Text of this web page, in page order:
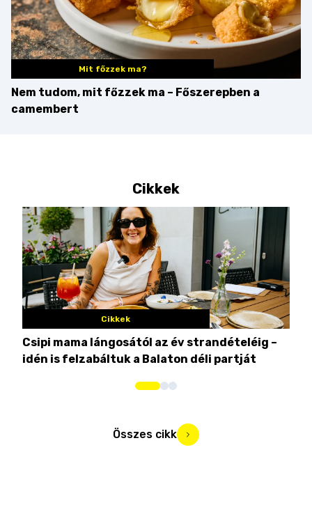
Mit főzzek ma?
Nem tudom, mit főzzek ma – Főszerepben a
camembert
Cikkek
Cikkek
Csipi mama lángosától az év strandételéig –
idén is felzabáltuk a Balaton déli partját
Összes cikk